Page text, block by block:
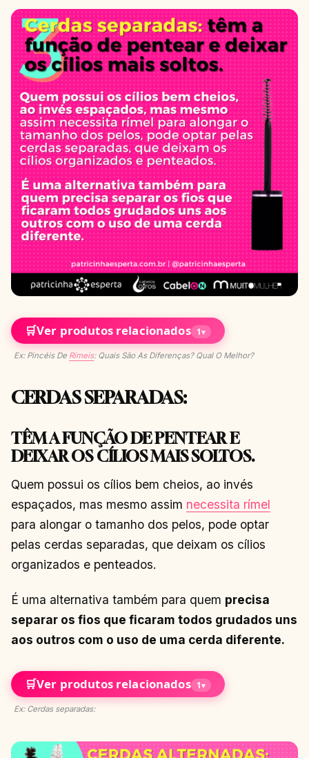
🛒Ver produtos relacionados 1▾
Ex: Pincéis De Rímeis: Quais São As Diferenças? Qual O Melhor?
CERDAS SEPARADAS:
TÊM A FUNÇÃO DE PENTEAR E
DEIXAR OS CÍLIOS MAIS SOLTOS.
Quem possui os cílios bem cheios, ao invés
espaçados, mas mesmo assim necessita rímel
para alongar o tamanho dos pelos, pode optar
pelas cerdas separadas, que deixam os cílios
organizados e penteados.
É uma alternativa também para quem precisa
separar os fios que ficaram todos grudados uns
aos outros com o uso de uma cerda diferente.
🛒Ver produtos relacionados 1▾
Ex: Cerdas separadas: